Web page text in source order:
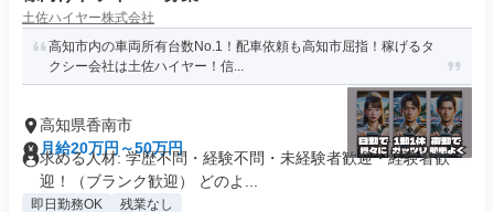
土佐ハイヤー株式会社
高知市内の車両所有台数No.1！配車依頼も高知市屈指！稼げるタ
クシー会社は土佐ハイヤー！信...
高知県香南市
月給20万円～50万円
求める人材: 学歴不問・経験不問・未経験者歓迎・経験者歓
迎！（ブランク歓迎） どのよ...
即日勤務OK 残業なし